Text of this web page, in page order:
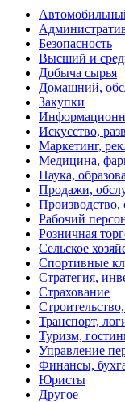
Безопасность
Высший и
Добыча сырья
Домашний,
Закупки
Искусство,
Маркетинг,
Медицина,
Наука,
Продажи,
Производство,
Рабочий
Розничная
Сельское
Спортивные
Стратегия,
Страхование
Транспорт,
Туризм,
Управление
Финансы,
Юристы
Другое